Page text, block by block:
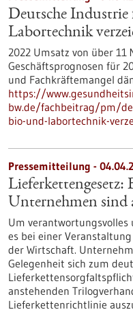
Deutsche
Labortechnik
2022 Umsatz von über
Geschäftsprognosen für
und Fachkräftemangel
https://
bw.de/fachbeitrag/pm/
bio-und-labortechnik-
Pressemitteilung -
Lieferkettengesetz:
Unter­nehmen sind
Um
es bei einer
der Wirtschaft.
Gelegenheit sich zum
anstehenden
Lieferkettenrichtlinie